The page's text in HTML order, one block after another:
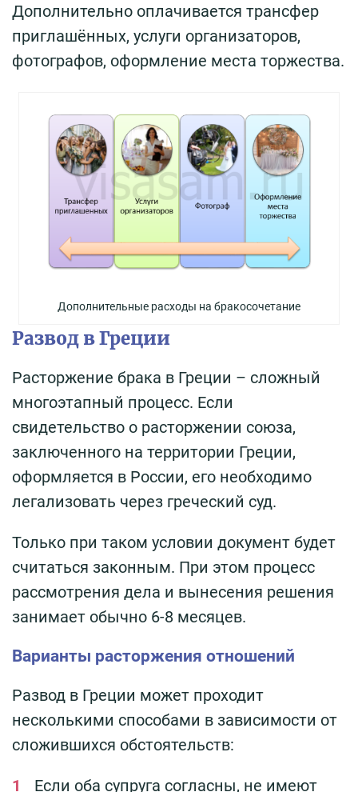
Дополнительно оплачивается трансфер
приглашённых, услуги организаторов,
фотографов, оформление места торжества.
Дополнительные расходы на бракосочетание
Развод в Греции
Расторжение брака в Греции – сложный
многоэтапный процесс. Если
свидетельство о расторжении союза,
заключенного на территории Греции,
оформляется в России, его необходимо
легализовать через греческий суд.
Только при таком условии документ будет
считаться законным. При этом процесс
рассмотрения дела и вынесения решения
занимает обычно 6-8 месяцев.
Варианты расторжения отношений
Развод в Греции может проходит
несколькими способами в зависимости от
сложившихся обстоятельств:
Если оба супруга согласны, не имеют